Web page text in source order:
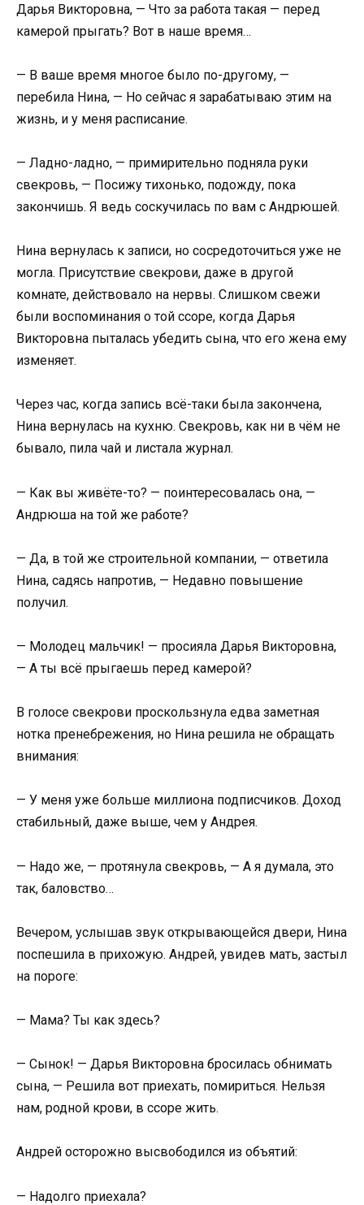
Дарья Викторовна, — Что за работа такая — перед
камерой прыгать? Вот в наше время…
— В ваше время многое было по-другому, —
перебила Нина, — Но сейчас я зарабатываю этим на
жизнь, и у меня расписание.
— Ладно-ладно, — примирительно подняла руки
свекровь, — Посижу тихонько, подожду, пока
закончишь. Я ведь соскучилась по вам с Андрюшей.
Нина вернулась к записи, но сосредоточиться уже не
могла. Присутствие свекрови, даже в другой
комнате, действовало на нервы. Слишком свежи
были воспоминания о той ссоре, когда Дарья
Викторовна пыталась убедить сына, что его жена ему
изменяет.
Через час, когда запись всё-таки была закончена,
Нина вернулась на кухню. Свекровь, как ни в чём не
бывало, пила чай и листала журнал.
— Как вы живёте-то? — поинтересовалась она, —
Андрюша на той же работе?
— Да, в той же строительной компании, — ответила
Нина, садясь напротив, — Недавно повышение
получил.
— Молодец мальчик! — просияла Дарья Викторовна,
— А ты всё прыгаешь перед камерой?
В голосе свекрови проскользнула едва заметная
нотка пренебрежения, но Нина решила не обращать
внимания:
— У меня уже больше миллиона подписчиков. Доход
стабильный, даже выше, чем у Андрея.
— Надо же, — протянула свекровь, — А я думала, это
так, баловство…
Вечером, услышав звук открывающейся двери, Нина
поспешила в прихожую. Андрей, увидев мать, застыл
на пороге:
— Мама? Ты как здесь?
— Сынок! — Дарья Викторовна бросилась обнимать
сына, — Решила вот приехать, помириться. Нельзя
нам, родной крови, в ссоре жить.
Андрей осторожно высвободился из объятий:
— Надолго приехала?